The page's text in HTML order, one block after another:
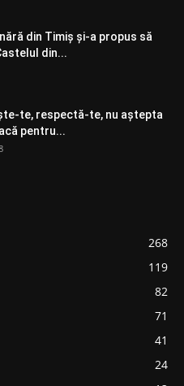
din Timiș și-a propus să
din...
te, respectă-te, nu aștepta
pentru...
268
119
82
71
41
24